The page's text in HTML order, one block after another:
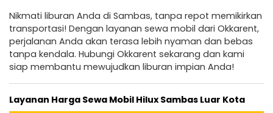
Nikmati liburan Anda di Sambas, tanpa repot memikirkan
transportasi! Dengan layanan sewa mobil dari Okkarent,
perjalanan Anda akan terasa lebih nyaman dan bebas
tanpa kendala. Hubungi Okkarent sekarang dan kami
siap membantu mewujudkan liburan impian Anda!
Layanan Harga Sewa Mobil Hilux Sambas Luar Kota